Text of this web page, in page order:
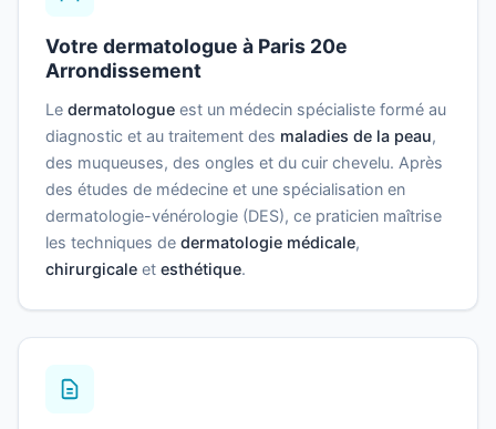
Votre dermatologue à Paris 20e
Arrondissement
Le dermatologue est un médecin spécialiste formé au
diagnostic et au traitement des maladies de la peau,
des muqueuses, des ongles et du cuir chevelu. Après
des études de médecine et une spécialisation en
dermatologie-vénérologie (DES), ce praticien maîtrise
les techniques de dermatologie médicale,
chirurgicale et esthétique.